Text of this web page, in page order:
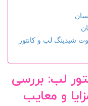
شیدینگ لب و کانتور
لب: بررسی
و معایب